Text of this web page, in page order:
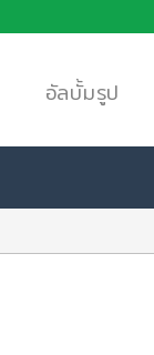
อัลบั้มรูป